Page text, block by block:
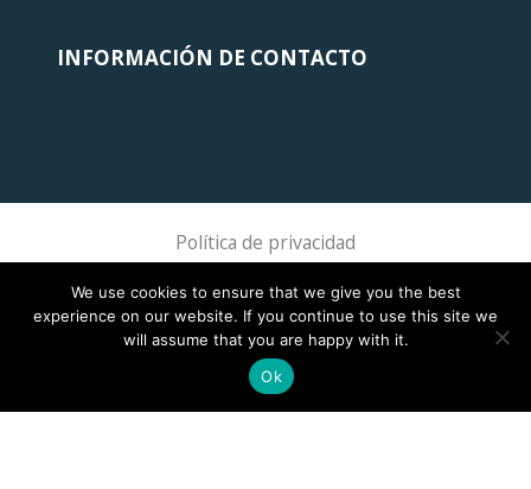
INFORMACIÓN DE CONTACTO
Política de privacidad
We use cookies to ensure that we give you the best
experience on our website. If you continue to use this site we
will assume that you are happy with it.
Ok